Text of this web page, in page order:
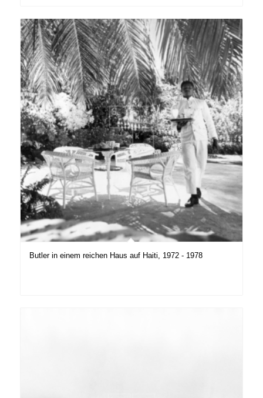
Butler in einem reichen Haus auf Haiti, 1972 - 1978